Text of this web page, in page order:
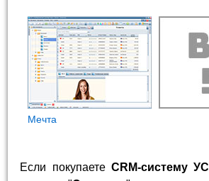
Мечта
Если покупаете CRM-систему